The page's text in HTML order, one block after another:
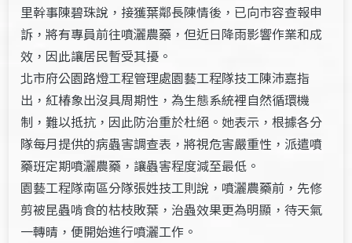
里幹事陳碧珠說，接獲葉鄰長陳情後，已向市容查報申
訴，將有專員前往噴灑農藥，但近日降雨影響作業和成
效，因此讓居民暫受其擾。
北市府公園路燈工程管理處園藝工程隊技工陳沛嘉指
出，紅椿象出沒具周期性，為生態系統裡自然循環機
制，難以抵抗，因此防治重於杜絕。她表示，根據各分
隊每月提供的病蟲害調查表，將視危害嚴重性，派遣噴
藥班定期噴灑農藥，讓蟲害程度減至最低。
園藝工程隊南區分隊張姓技工則說，噴灑農藥前，先修
剪被昆蟲啃食的枯枝敗葉，治蟲效果更為明顯，待天氣
一轉晴，便開始進行噴灑工作。